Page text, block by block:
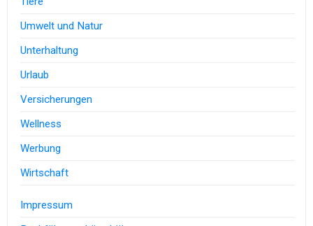
Umwelt und Natur
Unterhaltung
Urlaub
Versicherungen
Wellness
Werbung
Wirtschaft
Impressum